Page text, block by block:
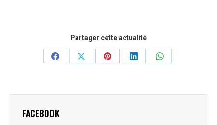
Partager cette actualité
PartagerPartagerPartagerPartagerPartager
FACEBOOK